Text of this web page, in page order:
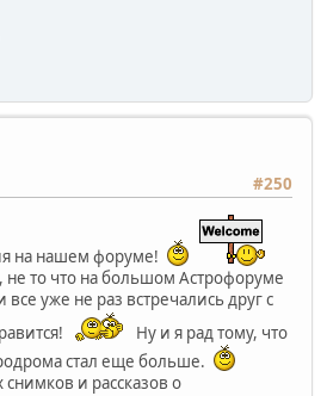
#250
на нашем форуме!
не то что на большом Астрофоруме
все уже не раз встречались друг с
Ну и я рад тому, что
стал еще больше.
и рассказов о